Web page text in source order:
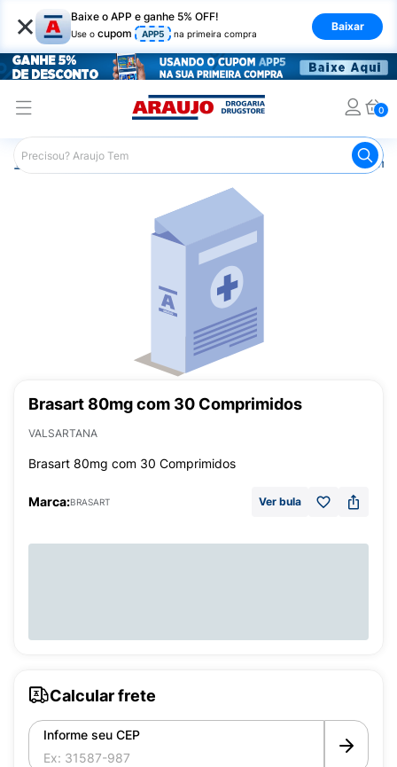
× Baixe o APP e ganhe 5% OFF!
Use o cupom APP5 na primeira compra
Baixar
0
Araujo Medicamentos
Brasart 80mg com 30 Comprimidos
VALSARTANA
Brasart 80mg com 30 Comprimidos
Marca:BRASART Ver bula
Calcular frete
Informe seu CEP